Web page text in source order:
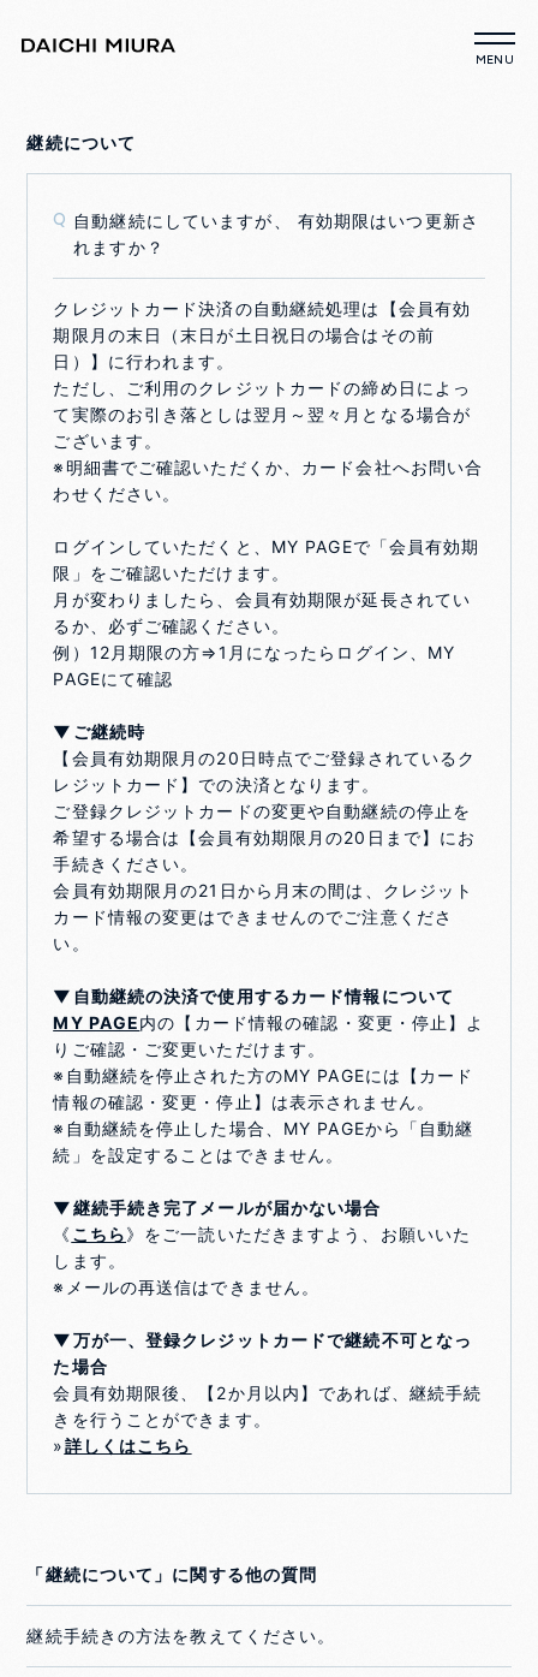
継続について
Q 自動継続にしていますが、 有効期限はいつ更新さ
れますか？
クレジットカード決済の自動継続処理は【会員有効
期限月の末日（末日が土日祝日の場合はその前
日）】に行われます。
ただし、ご利用のクレジットカードの締め日によっ
て実際のお引き落としは翌月～翌々月となる場合が
ございます。
※明細書でご確認いただくか、カード会社へお問い合
わせください。
ログインしていただくと、MY PAGEで「会員有効期
限」をご確認いただけます。
月が変わりましたら、会員有効期限が延長されてい
るか、必ずご確認ください。
例）12月期限の方⇒1月になったらログイン、MY
PAGEにて確認
▼ご継続時
【会員有効期限月の20日時点でご登録されているク
レジットカード】での決済となります。
ご登録クレジットカードの変更や自動継続の停止を
希望する場合は【会員有効期限月の20日まで】にお
手続きください。
会員有効期限月の21日から月末の間は、クレジット
カード情報の変更はできませんのでご注意くださ
い。
▼自動継続の決済で使用するカード情報について
MY PAGE内の【カード情報の確認・変更・停止】よ
りご確認・ご変更いただけます。
※自動継続を停止された方のMY PAGEには【カード
情報の確認・変更・停止】は表示されません。
※自動継続を停止した場合、MY PAGEから「自動継
続」を設定することはできません。
▼継続手続き完了メールが届かない場合
《 こちら》をご一読いただきますよう、お願いいた
します。
※メールの再送信はできません。
▼万が一、登録クレジットカードで継続不可となっ
た場合
会員有効期限後、【2か月以内】であれば、継続手続
きを行うことができます。
»詳しくはこちら
「継続について」に関する他の質問
継続手続きの方法を教えてください。